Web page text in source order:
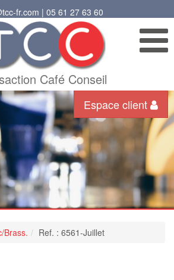
fr.com | 05 61 27 63 60
Café Conseil
Espace client
Brass. Ref. : 6561-Juillet